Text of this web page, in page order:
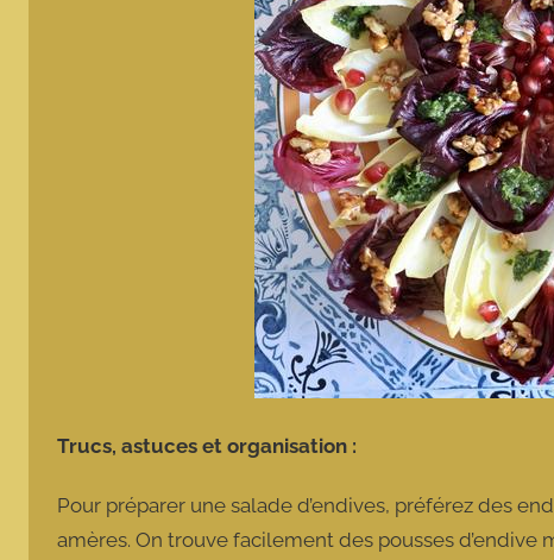
Trucs, astuces et organisation :
Pour préparer une salade d’endives, préférez des
amères. On trouve facilement des pousses d’endive